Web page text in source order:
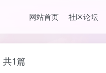
网站首页 社区论坛
共1篇